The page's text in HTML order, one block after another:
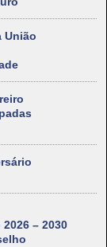
União
– 2030